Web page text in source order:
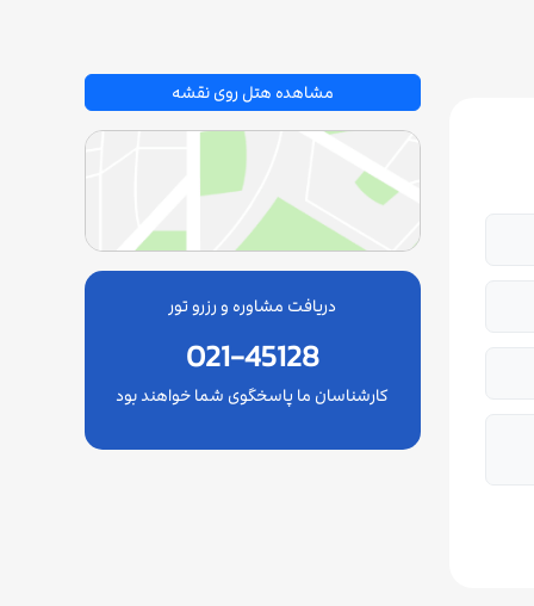
مشاهده هتل روی نقشه
دریافت مشاوره و رزرو تور
021-45128
کارشناسان ما پاسخگوی شما خواهند بود